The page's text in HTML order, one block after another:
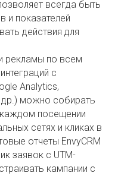
всегда быть
и показателей
действия для
рекламы по всем
с
Analytics,
др.) можно собирать
посещении
сетях и кликах в
отчеты EnvyCRM
заявок с UTM-
кампании с